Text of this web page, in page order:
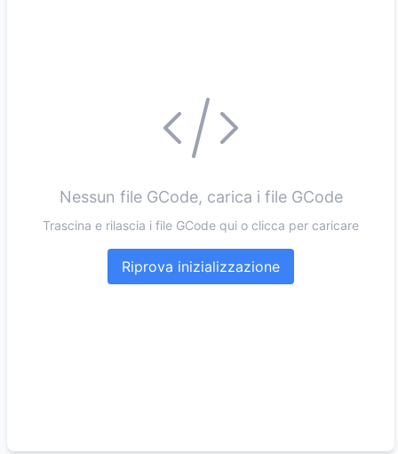
Nessun file GCode, carica i file GCode
Trascina e rilascia i file GCode qui o clicca per caricare
Riprova inizializzazione